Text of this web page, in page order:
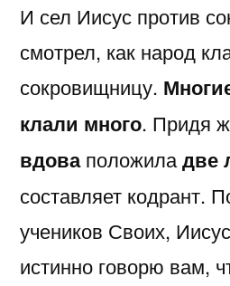
И сел Иисус против
смотрел, как народ
сокровищницу.
клали много. Придя
вдоваположиладве
составляет кодрант.
учеников Своих,
истинно говорю вам,